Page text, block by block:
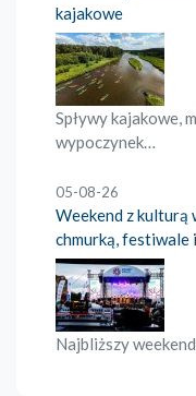
kajakowe
Spływy kajakowe,
wypoczynek…
05-08-26
Weekend z kulturą
chmurką, festiwale
Najbliższy